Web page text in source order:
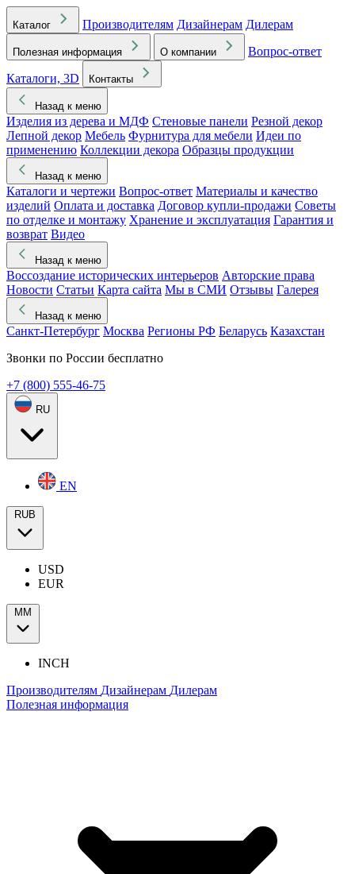
Каталог Производителям Дизайнерам Дилерам
Полезная информация О компании
Вопрос-ответ
Каталоги, 3D
Контакты
Назад к меню
Изделия из дерева и МДФ Стеновые панели Резной декор
Лепной декор Мебель Фурнитура для мебели Идеи по
применению Коллекции декора Образцы продукции
Назад к меню
Каталоги и чертежи Вопрос-ответ Материалы и качество
изделий Оплата и доставка Договор купли-продажи Советы
по отделке и монтажу Хранение и эксплуатация Гарантия и
возврат Видео
Назад к меню
Воссоздание исторических интерьеров Авторские права
Новости Статьи Карта сайта Мы в СМИ Отзывы Галерея
Назад к меню
Санкт-Петербург Москва Регионы РФ Беларусь Казахстан
Звонки по России бесплатно
+7 (800) 555-46-75
RU
EN
RUB
USD
EUR
ММ
INCH
Производителям Дизайнерам Дилерам
Полезная информация